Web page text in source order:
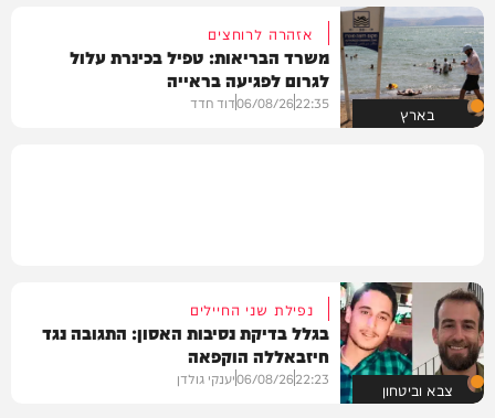
בארץ
אזהרה לרוחצים
משרד הבריאות: טפיל בכינרת עלול
לגרום לפגיעה בראייה
22:35
06/08/26דוד חדד
צבא וביטחון
נפילת שני החיילים
בגלל בדיקת נסיבות האסון: התגובה נגד
חיזבאללה הוקפאה
22:23
06/08/26יענקי גולדן